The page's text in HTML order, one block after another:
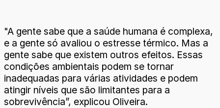
"A gente sabe que a saúde humana é complexa,
e a gente só avaliou o estresse térmico. Mas a
gente sabe que existem outros efeitos. Essas
condições ambientais podem se tornar
inadequadas para várias atividades e podem
atingir níveis que são limitantes para a
sobrevivência”, explicou Oliveira.